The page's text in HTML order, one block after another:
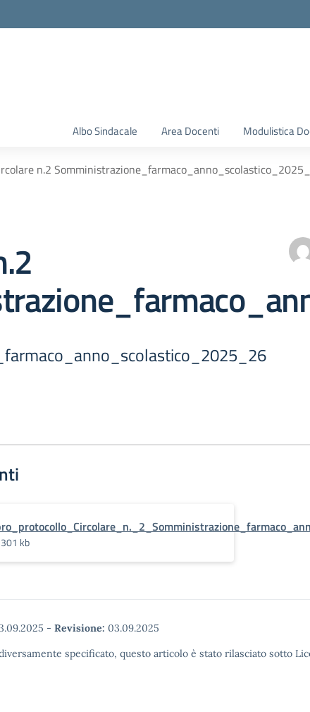
Albo Sindacale Area Docenti Modulistica
n.2
kb
- Revisione: 03.09.2025
specificato, questo articolo è stato rilasciato sotto